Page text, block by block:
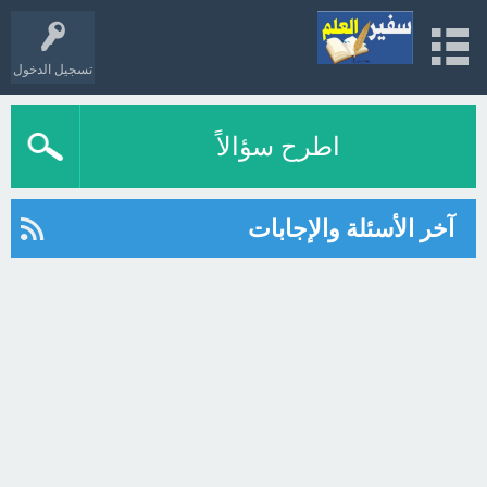
تسجيل الدخول
اطرح سؤالاً
آخر الأسئلة والإجابات